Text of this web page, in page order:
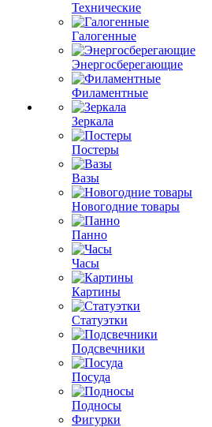
Технические
Галогенные
Энергосберегающие
Филаментные
Зеркала
Постеры
Вазы
Новогодние товары
Панно
Часы
Картины
Статуэтки
Подсвечники
Посуда
Подносы
Фигурки